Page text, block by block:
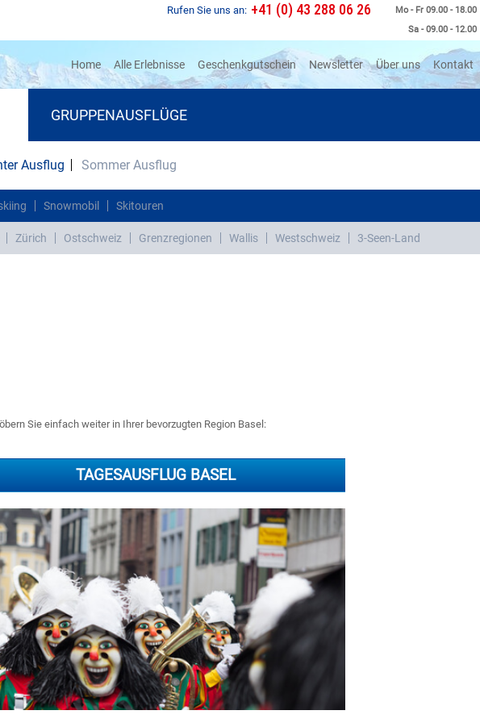
Mo - Fr 09.00 - 18.00
Sa - 09.00 - 12.00
Rufen Sie uns an: +41 (0) 43 288 06 26
Home(current)
Alle Erlebnisse Geschenkgutschein Newsletter Über uns Kontakt
GRUPPENAUSFLÜGE
Ausflug Sommer Ausflug
Snowmobil Skitouren
Zürich Ostschweiz Grenzregionen Wallis Westschweiz 3-Seen-Land
Sie einfach weiter in Ihrer bevorzugten Region Basel:
TAGESAUSFLUG BASEL